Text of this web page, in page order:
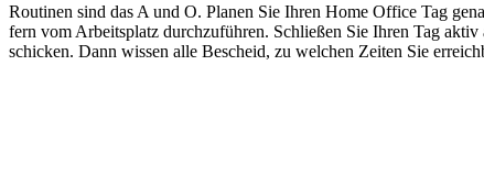
Routinen sind das A und O. Planen Sie Ihren Home Office Tag
fern vom Arbeitsplatz durchzuführen. Schließen Sie Ihren Tag
schicken. Dann wissen alle Bescheid, zu welchen Zeiten Sie